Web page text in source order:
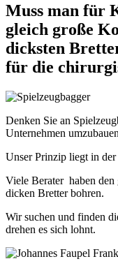
Muss man für
gleich große
dicksten
für die
Denken Sie an
Unternehmen
Unser Prinzip liegt in
Viele Berater haben
dicken Bretter bohren.
Wir suchen und finden
drehen es sich lohnt.